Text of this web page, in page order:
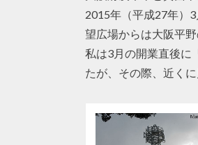
2015年（平成27年）
望広場からは大阪平
私は3月の開業直後に
たが、その際、近く